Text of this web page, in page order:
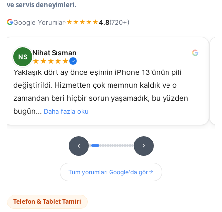
ve servis deneyimleri.
Google Yorumlar·★ ★ ★ ★ ★4.8(720+)
N
Nilüfer
★★★★★
samsung galaxy A55 ekran değişimi için geldim, iyi ki
gelmiştim daha önce başka yerde yaptırmıştım
sorunluydu ama burada orijinal ekran takıldıydı, t…
Daha fazla oku
Tüm yorumları Google'da gör
Telefon & Tablet Tamiri